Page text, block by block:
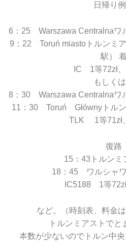
日帰り例
6：25 Warszawa Centralnaワ
9：22 Toruń miastoトルンミ
駅） 着
IC 1等72zł
もしくは
8：30 Warszawa Centralnaワ
11：30 Toruń Głównyトル
TLK 1等71zł
復路
15：43トルンミ
18：45 ワルシャ
IC5188 1等
など。（時刻表、料金
トルンミアストでと
本数が少ないのでトルン中